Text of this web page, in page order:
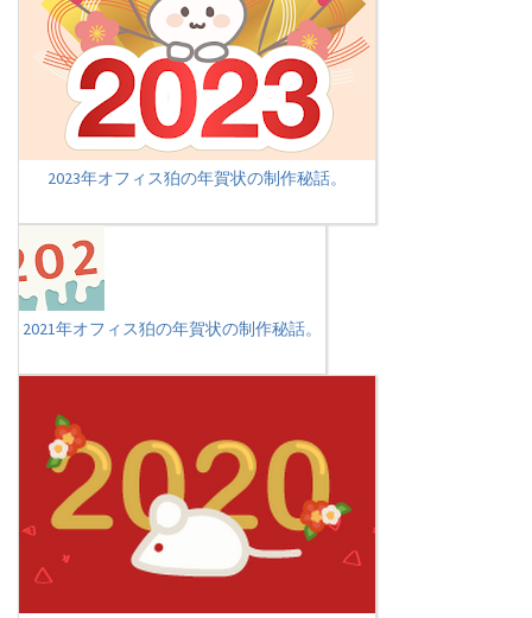
2023年オフィス狛の年賀状の制作秘話。
2021年オフィス狛の年賀状の制作秘話。